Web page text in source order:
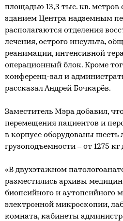
площадью 13,3 тыс. кв. метров
зданием Центра надземным
располагаются отделения
лечения, острого инсульта,
реанимации, интенсивной
операционный блок. Кроме
конференц-зал и
рассказал Андрей Бочкарёв.
Заместитель Мэра добавил,
перемещения пациентов и
в корпусе оборудованы шесть
грузоподъемности ‒ от 1275 кг
«В двухэтажном
разместились архивы
биопсийного и аутопсийного
электронной микроскопии,
комната, кабинеты